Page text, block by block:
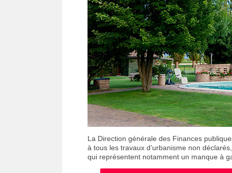
La Direction générale des Finances
à tous les travaux d’urbanisme non
qui représentent notamment un manque à